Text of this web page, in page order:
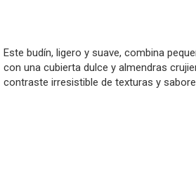
Este budín, ligero y suave, combina
con una cubierta dulce y almendras
contraste irresistible de texturas y